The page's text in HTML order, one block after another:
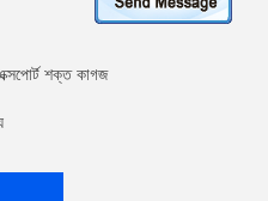
এক্সপোর্ট শক্ত কাগজ